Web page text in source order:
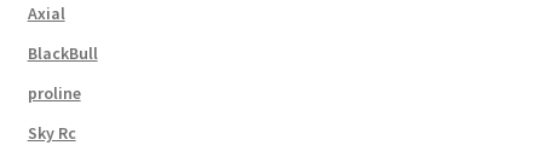
Axial
BlackBull
proline
Sky Rc